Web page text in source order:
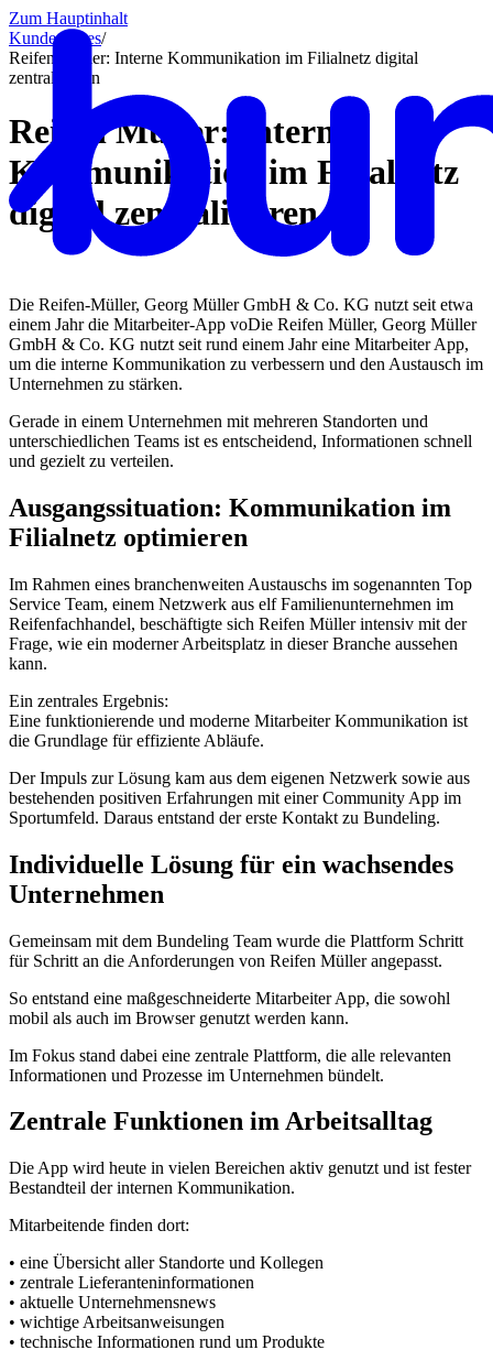
Zum Hauptinhalt
Kundencases​/
Reifen Müller: Interne Kommunikation im Filialnetz digital
zentralisieren
Reifen Müller: Interne
Kommunikation im Filialnetz
digital zentralisieren
Die Reifen-Müller, Georg Müller GmbH & Co. KG nutzt seit etwa
einem Jahr die Mitarbeiter-App voDie Reifen Müller, Georg Müller
GmbH & Co. KG nutzt seit rund einem Jahr eine Mitarbeiter App,
um die interne Kommunikation zu verbessern und den Austausch im
Unternehmen zu stärken.
Gerade in einem Unternehmen mit mehreren Standorten und
unterschiedlichen Teams ist es entscheidend, Informationen schnell
und gezielt zu verteilen.
Ausgangssituation: Kommunikation im
Filialnetz optimieren
Im Rahmen eines branchenweiten Austauschs im sogenannten Top
Service Team, einem Netzwerk aus elf Familienunternehmen im
Reifenfachhandel, beschäftigte sich Reifen Müller intensiv mit der
Frage, wie ein moderner Arbeitsplatz in dieser Branche aussehen
kann.
Ein zentrales Ergebnis:
Eine funktionierende und moderne Mitarbeiter Kommunikation ist
die Grundlage für effiziente Abläufe.
Der Impuls zur Lösung kam aus dem eigenen Netzwerk sowie aus
bestehenden positiven Erfahrungen mit einer Community App im
Sportumfeld. Daraus entstand der erste Kontakt zu Bundeling.
Individuelle Lösung für ein wachsendes
Unternehmen
Gemeinsam mit dem Bundeling Team wurde die Plattform Schritt
für Schritt an die Anforderungen von Reifen Müller angepasst.
So entstand eine maßgeschneiderte Mitarbeiter App, die sowohl
mobil als auch im Browser genutzt werden kann.
Im Fokus stand dabei eine zentrale Plattform, die alle relevanten
Informationen und Prozesse im Unternehmen bündelt.
Zentrale Funktionen im Arbeitsalltag
Die App wird heute in vielen Bereichen aktiv genutzt und ist fester
Bestandteil der internen Kommunikation.
Mitarbeitende finden dort:
• eine Übersicht aller Standorte und Kollegen
• zentrale Lieferanteninformationen
• aktuelle Unternehmensnews
• wichtige Arbeitsanweisungen
• technische Informationen rund um Produkte